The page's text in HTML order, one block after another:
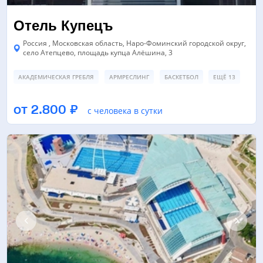
Отель Купецъ
Россия , Московская область, Наро-Фоминский городской округ,
село Атепцево, площадь купца Алёшина, 3
АКАДЕМИЧЕСКАЯ ГРЕБЛЯ АРМРЕСЛИНГ БАСКЕТБОЛ ЕЩЁ 13
ЕЩЁ 3
от 2.800 ₽ с человека в сутки